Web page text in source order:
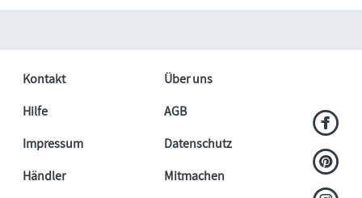
Kontakt
Über uns
Hilfe
AGB
Impressum
Datenschutz
Händler
Mitmachen